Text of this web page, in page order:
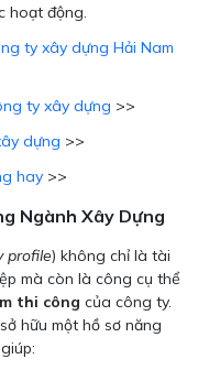
hoạt động.
ty xây dựng Hải Nam
ty xây dựng >>
dựng >>
hay >>
Ngành Xây Dựng
profile) không chỉ là tài
mà còn là công cụ thể
thi công của công ty.
hữu một hồ sơ năng